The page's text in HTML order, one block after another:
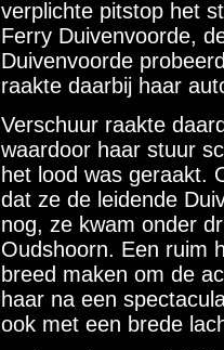
verplichte pitstop het
Ferry Duivenvoorde,
Duivenvoorde
raakte daarbij haar
Verschuur raakte
waardoor haar stuur
het lood was geraakt.
dat ze de leidende
nog, ze kwam onder
Oudshoorn. Een ruim
breed maken om de
haar na een
ook met een brede